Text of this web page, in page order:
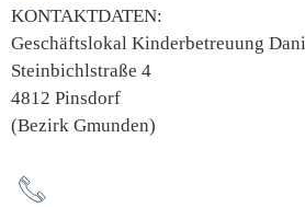
KONTAKTDATEN:
Geschäftslokal Kinderbetreuung Dani
Steinbichlstraße 4
4812 Pinsdorf
(Bezirk Gmunden)